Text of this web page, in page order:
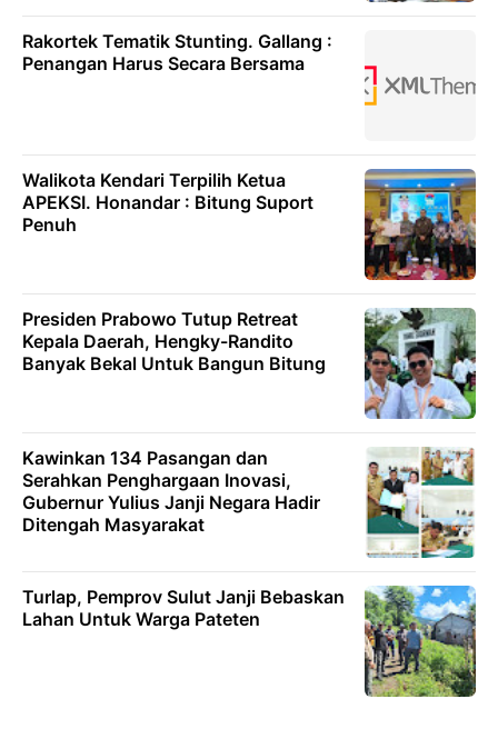
Rakortek Tematik Stunting. Gallang :
Penangan Harus Secara Bersama
Walikota Kendari Terpilih Ketua
APEKSI. Honandar : Bitung Suport
Penuh
Presiden Prabowo Tutup Retreat
Kepala Daerah, Hengky-Randito
Banyak Bekal Untuk Bangun Bitung
Kawinkan 134 Pasangan dan
Serahkan Penghargaan Inovasi,
Gubernur Yulius Janji Negara Hadir
Ditengah Masyarakat
Turlap, Pemprov Sulut Janji Bebaskan
Lahan Untuk Warga Pateten